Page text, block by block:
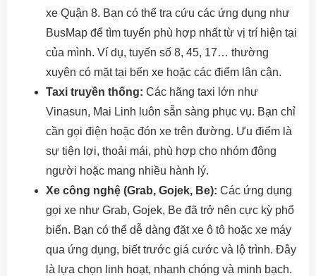
xe Quận 8. Bạn có thể tra cứu các ứng dụng như
BusMap để tìm tuyến phù hợp nhất từ vị trí hiện tại
của mình. Ví dụ, tuyến số 8, 45, 17… thường
xuyên có mặt tại bến xe hoặc các điểm lân cận.
Taxi truyền thống: Các hãng taxi lớn như
Vinasun, Mai Linh luôn sẵn sàng phục vụ. Bạn chỉ
cần gọi điện hoặc đón xe trên đường. Ưu điểm là
sự tiện lợi, thoải mái, phù hợp cho nhóm đông
người hoặc mang nhiều hành lý.
Xe công nghệ (Grab, Gojek, Be): Các ứng dụng
gọi xe như Grab, Gojek, Be đã trở nên cực kỳ phổ
biến. Bạn có thể dễ dàng đặt xe ô tô hoặc xe máy
qua ứng dụng, biết trước giá cước và lộ trình. Đây
là lựa chọn linh hoạt, nhanh chóng và minh bạch.